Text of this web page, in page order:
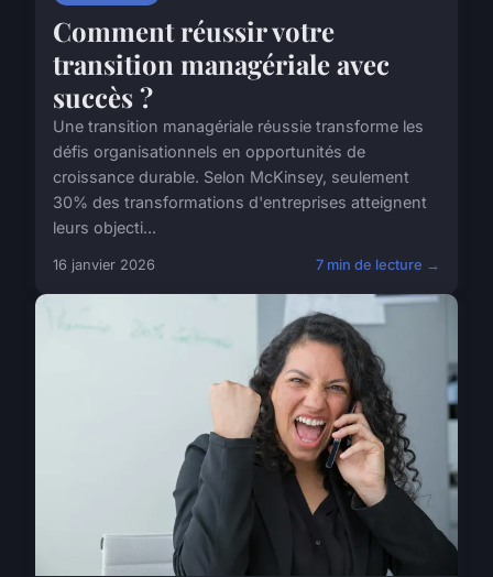
Comment réussir votre
transition managériale avec
succès ?
Une transition managériale réussie transforme les
défis organisationnels en opportunités de
croissance durable. Selon McKinsey, seulement
30% des transformations d'entreprises atteignent
leurs objecti...
16 janvier 2026 7 min de lecture →